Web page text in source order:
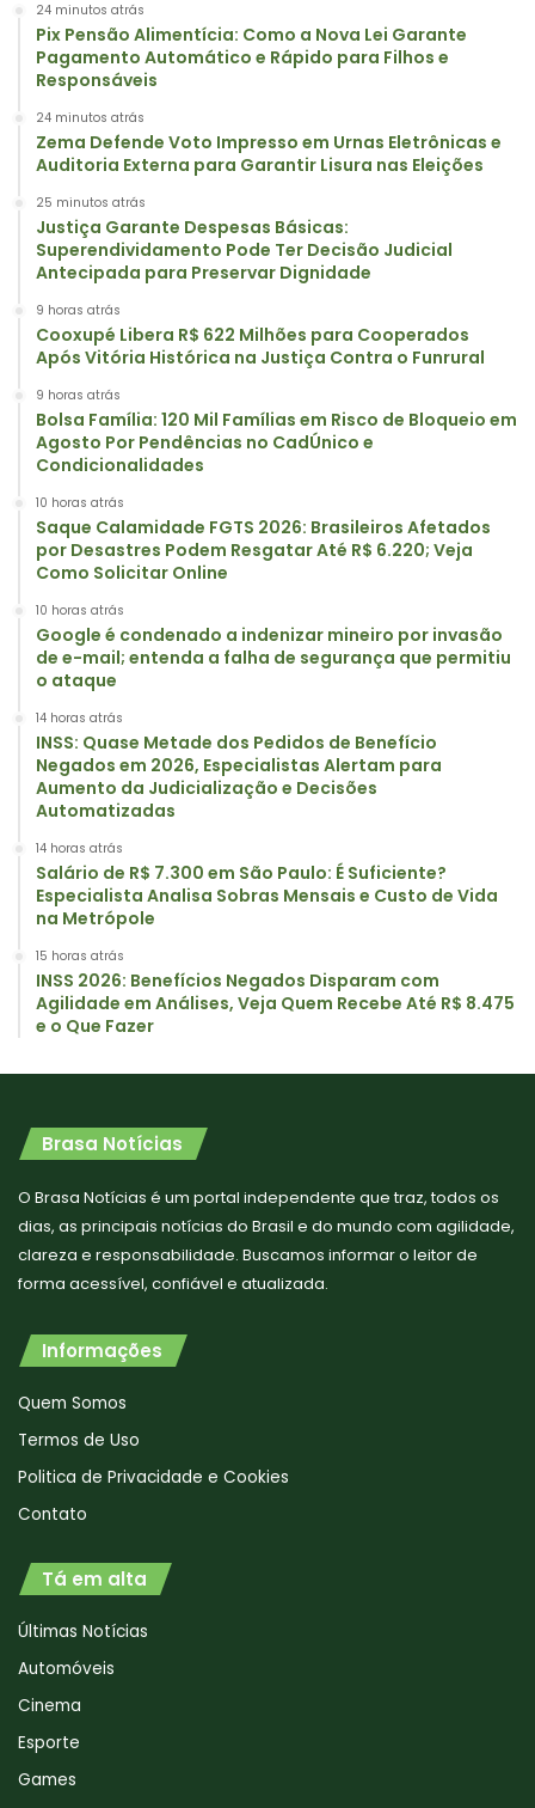
24 minutos atrás
Pix Pensão Alimentícia: Como a Nova Lei Garante
Pagamento Automático e Rápido para Filhos e
Responsáveis
24 minutos atrás
Zema Defende Voto Impresso em Urnas Eletrônicas e
Auditoria Externa para Garantir Lisura nas Eleições
25 minutos atrás
Justiça Garante Despesas Básicas:
Superendividamento Pode Ter Decisão Judicial
Antecipada para Preservar Dignidade
9 horas atrás
Cooxupé Libera R$ 622 Milhões para Cooperados
Após Vitória Histórica na Justiça Contra o Funrural
9 horas atrás
Bolsa Família: 120 Mil Famílias em Risco de Bloqueio em
Agosto Por Pendências no CadÚnico e
Condicionalidades
10 horas atrás
Saque Calamidade FGTS 2026: Brasileiros Afetados
por Desastres Podem Resgatar Até R$ 6.220; Veja
Como Solicitar Online
10 horas atrás
Google é condenado a indenizar mineiro por invasão
de e-mail; entenda a falha de segurança que permitiu
o ataque
14 horas atrás
INSS: Quase Metade dos Pedidos de Benefício
Negados em 2026, Especialistas Alertam para
Aumento da Judicialização e Decisões
Automatizadas
14 horas atrás
Salário de R$ 7.300 em São Paulo: É Suficiente?
Especialista Analisa Sobras Mensais e Custo de Vida
na Metrópole
15 horas atrás
INSS 2026: Benefícios Negados Disparam com
Agilidade em Análises, Veja Quem Recebe Até R$ 8.475
e o Que Fazer
Brasa Notícias
O Brasa Notícias é um portal independente que traz, todos os
dias, as principais notícias do Brasil e do mundo com agilidade,
clareza e responsabilidade. Buscamos informar o leitor de
forma acessível, confiável e atualizada.
Informações
Quem Somos
Termos de Uso
Politica de Privacidade e Cookies
Contato
Tá em alta
Últimas Notícias
Automóveis
Cinema
Esporte
Games